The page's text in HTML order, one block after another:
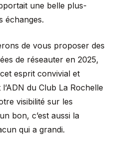
une belle plus-
échanges.
de vous proposer des
de réseauter en 2025,
esprit convivial et
du Club La Rochelle
visibilité sur les
bon, c’est aussi la
qui a grandi.